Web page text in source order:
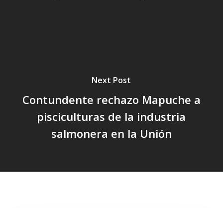
Next Post
Contundente rechazo Mapuche a
pisciculturas de la industria
salmonera en la Unión